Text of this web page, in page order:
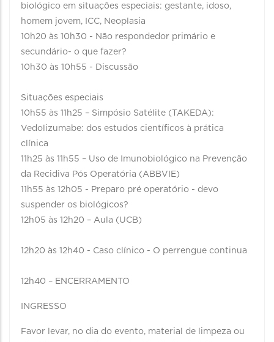
biológico em situações especiais: gestante, idoso,
homem jovem, ICC, Neoplasia
10h20 às 10h30 - Não respondedor primário e
secundário- o que fazer?
10h30 às 10h55 - Discussão
Situações especiais
10h55 às 11h25 – Simpósio Satélite (TAKEDA):
Vedolizumabe: dos estudos científicos à prática
clínica
11h25 às 11h55 – Uso de Imunobiológico na Prevenção
da Recidiva Pós Operatória (ABBVIE)
11h55 às 12h05 - Preparo pré operatório - devo
suspender os biológicos?
12h05 às 12h20 – Aula (UCB)
12h20 às 12h40 - Caso clínico - O perrengue continua
12h40 – ENCERRAMENTO
INGRESSO
Favor levar, no dia do evento, material de limpeza ou